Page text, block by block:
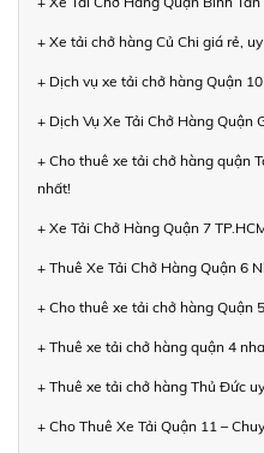
+ Xe tải chở hàng Củ Chi giá rẻ,
+ Dịch vụ xe tải chở hàng Quận
+ Dịch Vụ Xe Tải Chở Hàng Quận
+ Cho thuê xe tải chở hàng quận
nhất!
+ Xe Tải Chở Hàng Quận 7
+ Thuê Xe Tải Chở Hàng Quận 6
+ Cho thuê xe tải chở hàng Quận
+ Thuê xe tải chở hàng quận 4
+ Thuê xe tải chở hàng Thủ Đức
+ Cho Thuê Xe Tải Quận 11 –